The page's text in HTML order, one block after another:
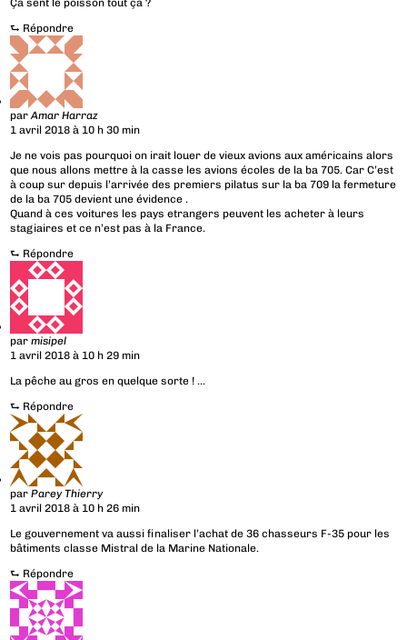
⮑ Répondre
parAmar Harraz
1 avril 2018 à 10 h 30 min
Je ne vois pas pourquoi on irait louer de vieux avions aux américains alors
que nous allons mettre à la casse les avions écoles de la ba 705. Car C’est
à coup sur depuis l’arrivée des premiers pilatus sur la ba 709 la fermeture
de la ba 705 devient une évidence .
Quand à ces voitures les pays etrangers peuvent les acheter à leurs
stagiaires et ce n’est pas à la France.
⮑ Répondre
parmisipel
1 avril 2018 à 10 h 29 min
La pêche au gros en quelque sorte ! …
⮑ Répondre
parParey Thierry
1 avril 2018 à 10 h 26 min
Le gouvernement va aussi finaliser l’achat de 36 chasseurs F-35 pour les
bâtiments classe Mistral de la Marine Nationale.
⮑ Répondre